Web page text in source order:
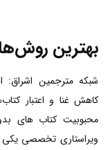
بهترین
شبکه مترجمین
کاهش غنا و اعتبار
محبوبیت کتاب های
ویراستاری تخصصی یکی